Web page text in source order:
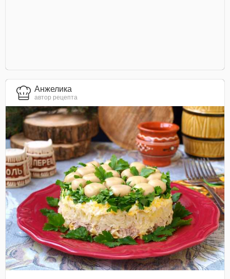
Анжелика
автор рецепта